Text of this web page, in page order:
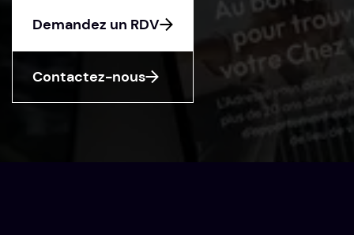
Demandez un RDV
Contactez-nous